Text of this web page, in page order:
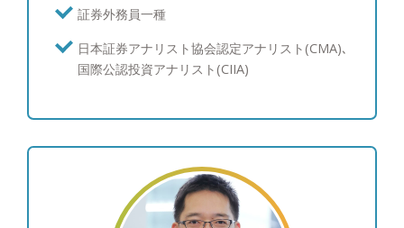
り、無駄を排して低コストで分かりやすい最低限の
期待するシンプルで効率的な資産運用だと自身の経
験上でも確信しています。当社としても他社にはな
みて情報公開しており、本当の意味でお客様に寄り
非お任せください。 ●会社設立経緯：「金融機関は
サービス業であるべき」 会社設立へ私を駆り立て
たひとつの信念です。 これまでの経験から、私
証券外務員一種
日本証券アナリスト協会認定アナリスト(CMA)､
国際公認投資アナリスト(CIIA)